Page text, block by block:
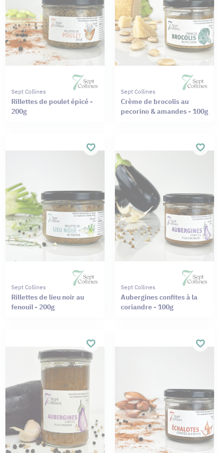
Sept Collines
Rillettes de poulet épicé -
200g
Sept Collines
Crème de brocolis au
pecorino & amandes - 100g
Sept Collines
Rillettes de lieu noir au
fenouil - 200g
Sept Collines
Aubergines confites à la
coriandre - 100g